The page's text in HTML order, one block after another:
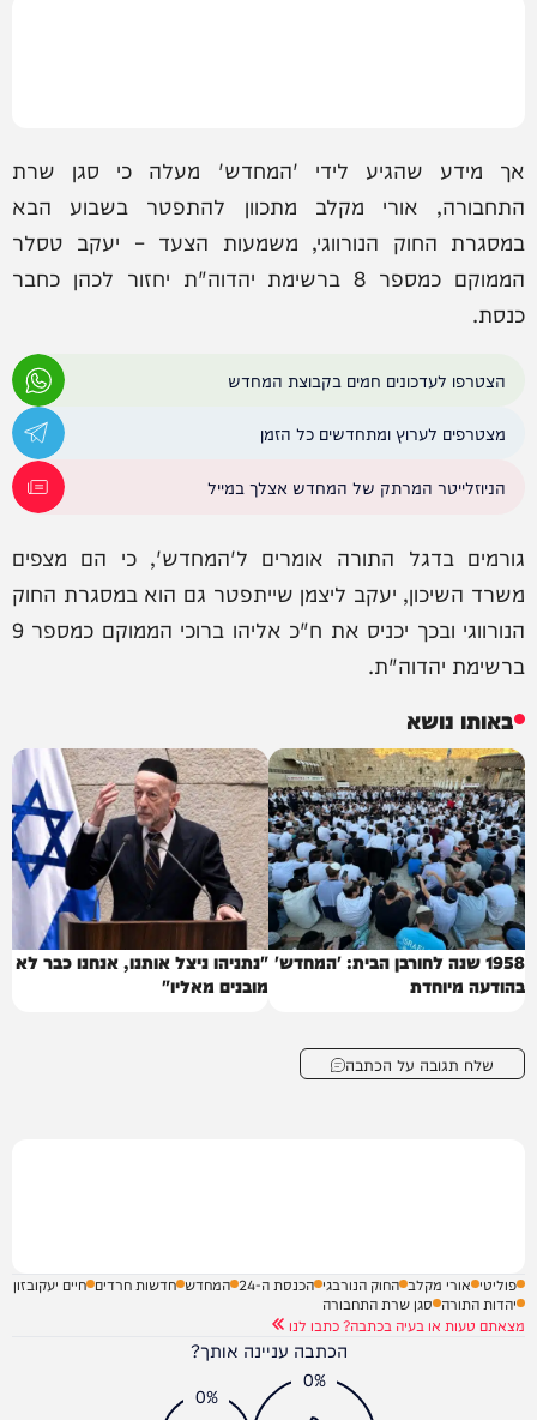
אך מידע שהגיע לידי 'המחדש' מעלה כי סגן שרת
התחבורה, אורי מקלב מתכוון להתפטר בשבוע הבא
במסגרת החוק הנורווגי, משמעות הצעד – יעקב טסלר
הממוקם כמספר 8 ברשימת יהדוה"ת יחזור לכהן כחבר
כנסת.
הצטרפו לעדכונים חמים בקבוצת המחדש
מצטרפים לערוץ ומתחדשים כל הזמן
הניוזלייטר המרתק של המחדש אצלך במייל
גורמים בדגל התורה אומרים ל'המחדש', כי הם מצפים
משרד השיכון, יעקב ליצמן שייתפטר גם הוא במסגרת החוק
הנורווגי ובכך יכניס את ח"כ אליהו ברוכי הממוקם כמספר 9
ברשימת יהדוה"ת.
באותו נושא
1958 שנה לחורבן הבית: 'המחדש'
בהודעה מיוחדת
"נתניהו ניצל אותנו, אנחנו כבר לא
מובנים מאליו"
שלח תגובה על הכתבה
פוליטי אורי מקלב החוק הנורבגי הכנסת ה-24 המחדש חדשות חרדים חיים יעקובזון
יהדות התורה סגן שרת התחבורה
מצאתם טעות או בעיה בכתבה? כתבו לנו
הכתבה עניינה אותך?
0%
0%